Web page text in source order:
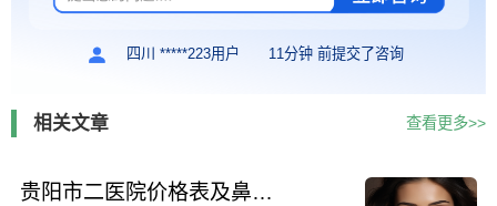
四川 *****223用户 11分钟 前提交了咨询
相关文章 查看更多>>
贵阳市二医院价格表及鼻翼缩小内切法例子公布